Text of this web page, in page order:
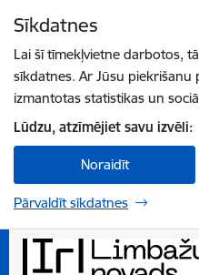
Sīkdatnes
Lai šī tīmekļvietne darbotos,
sīkdatnes. Ar Jūsu piekrišanu
izmantotas statistikas un
Lūdzu, atzīmējiet savu izvēli:
Noraidīt
Pārvaldīt sīkdatnes